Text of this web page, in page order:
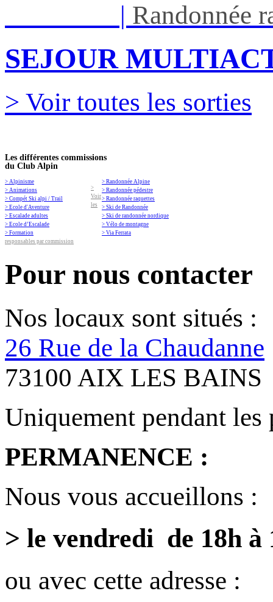
| Randonnée
SEJOUR
> Voir toutes les sorties
Les différentes commissions
du Club Alpin
> Alpinisme
> Animations
> Compét Ski alpi / Trail
> Ecole d'Aventure
> Escalade adultes
> Ecole d’Escalade
> Formation
> Randonnée Alpine
> Randonnée pédestre
> Randonnée raquettes
> Ski de Randonnée
> Ski de randonnée nordique
> Vélo de montagne
> Via Ferrata
>
Voir
les
responsables par commission
Pour nous contacter
Nos locaux sont situés :
26 Rue de la Chaudanne
73100 AIX LES BAINS
Uniquement pendant les
PERMANENCE :
Nous vous accueillons :
> le vendredi de 18h à
ou avec cette adresse :